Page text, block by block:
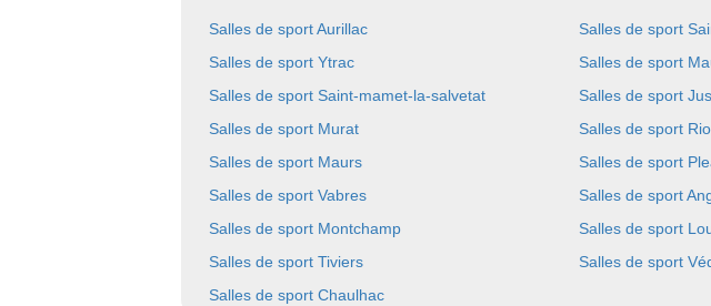
Salles de sport Aurillac Salles de sport
Salles de sport Ytrac
Salles de sport
Salles de sport Saint-mamet-la-salvetat
Salles de sport
Salles de sport Murat
Salles de sport
Salles de sport Maurs
Salles de sport
Salles de sport Vabres
Salles de sport
Salles de sport Montchamp
Salles de sport
Salles de sport Tiviers
Salles de sport
Salles de sport Chaulhac